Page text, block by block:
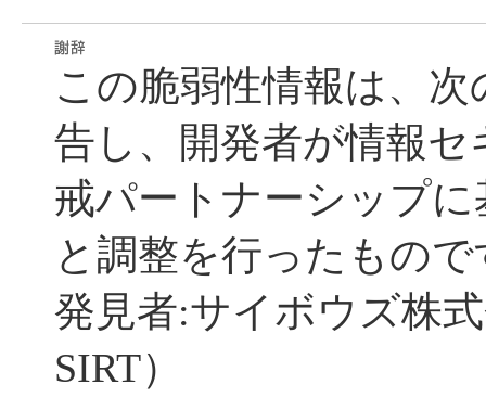
この脆弱性情報は、
告し、開発者が情報
戒パートナーシップに
と調整を行ったもので
発見者:サイボウズ株
SIRT）